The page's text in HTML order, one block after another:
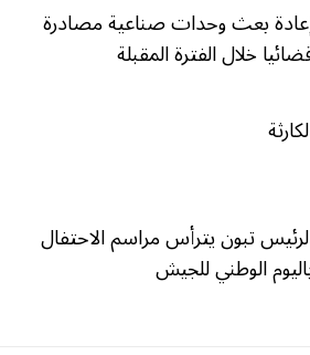
بعث وحدات صناعية مصادرة
خلال الفترة المقبلة
تبون يترأس مراسم الاحتفال
الوطني للجيش